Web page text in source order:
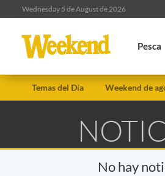
Wednesday 5 de August de 2026
Pesca
Temas del Día Weekend de
No hay